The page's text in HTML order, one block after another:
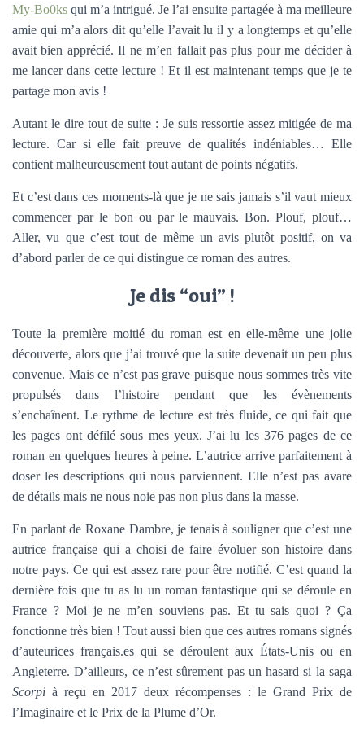
My-Bo0ks qui m’a intrigué. Je l’ai ensuite partagée à ma meilleure
amie qui m’a alors dit qu’elle l’avait lu il y a longtemps et qu’elle
avait bien apprécié. Il ne m’en fallait pas plus pour me décider à
me lancer dans cette lecture ! Et il est maintenant temps que je te
partage mon avis !
Autant le dire tout de suite : Je suis ressortie assez mitigée de ma
lecture. Car si elle fait preuve de qualités indéniables… Elle
contient malheureusement tout autant de points négatifs.
Et c’est dans ces moments-là que je ne sais jamais s’il vaut mieux
commencer par le bon ou par le mauvais. Bon. Plouf, plouf…
Aller, vu que c’est tout de même un avis plutôt positif, on va
d’abord parler de ce qui distingue ce roman des autres.
Je dis “oui” !
Toute la première moitié du roman est en elle-même une jolie
découverte, alors que j’ai trouvé que la suite devenait un peu plus
convenue. Mais ce n’est pas grave puisque nous sommes très vite
propulsés dans l’histoire pendant que les évènements
s’enchaînent. Le rythme de lecture est très fluide, ce qui fait que
les pages ont défilé sous mes yeux. J’ai lu les 376 pages de ce
roman en quelques heures à peine. L’autrice arrive parfaitement à
doser les descriptions qui nous parviennent. Elle n’est pas avare
de détails mais ne nous noie pas non plus dans la masse.
En parlant de Roxane Dambre, je tenais à souligner que c’est une
autrice française qui a choisi de faire évoluer son histoire dans
notre pays. Ce qui est assez rare pour être notifié. C’est quand la
dernière fois que tu as lu un roman fantastique qui se déroule en
France ? Moi je ne m’en souviens pas. Et tu sais quoi ? Ça
fonctionne très bien ! Tout aussi bien que ces autres romans signés
d’auteurices français.es qui se déroulent aux États-Unis ou en
Angleterre. D’ailleurs, ce n’est sûrement pas un hasard si la saga
Scorpi à reçu en 2017 deux récompenses : le Grand Prix de
l’Imaginaire et le Prix de la Plume d’Or.